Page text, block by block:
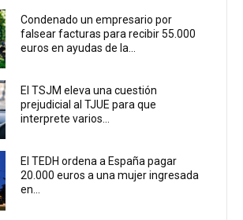
Condenado un empresario por
falsear facturas para recibir 55.000
euros en ayudas de la...
El TSJM eleva una cuestión
prejudicial al TJUE para que
interprete varios...
El TEDH ordena a España pagar
20.000 euros a una mujer ingresada
en...